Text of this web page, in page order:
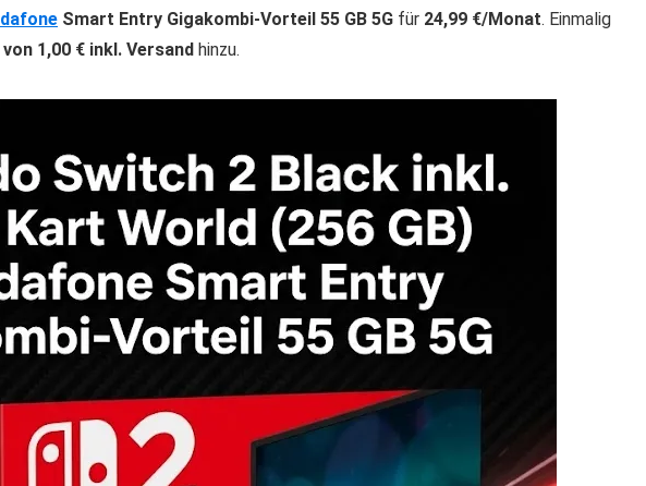
Smart Entry Gigakombi-Vorteil 55 GB 5G für 24,99 €/Monat. Einmalig
1,00 € inkl. Versand hinzu.